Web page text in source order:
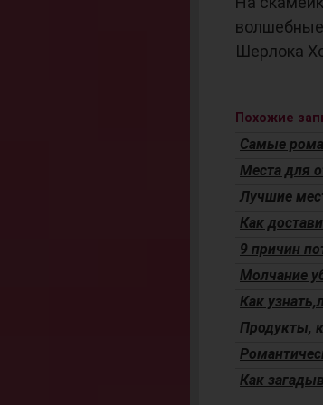
волшебные
Шерлока
Похожие
Самые
Места для
Лучшие
Как
9 причин
Молчание
Как
Продукты,
Как